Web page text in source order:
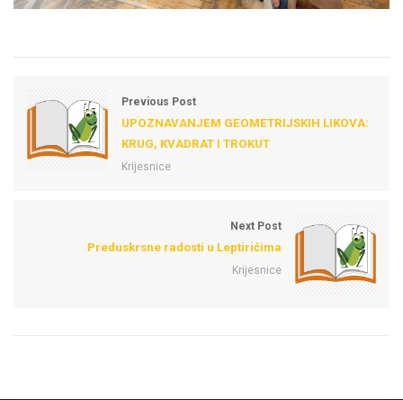
Previous Post
UPOZNAVANJEM GEOMETRIJSKIH LIKOVA:
KRUG, KVADRAT I TROKUT
Krijesnice
Next Post
Preduskrsne radosti u Leptirićima
Krijesnice